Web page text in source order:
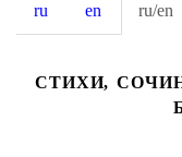
ru en ru/en
СТИХИ,